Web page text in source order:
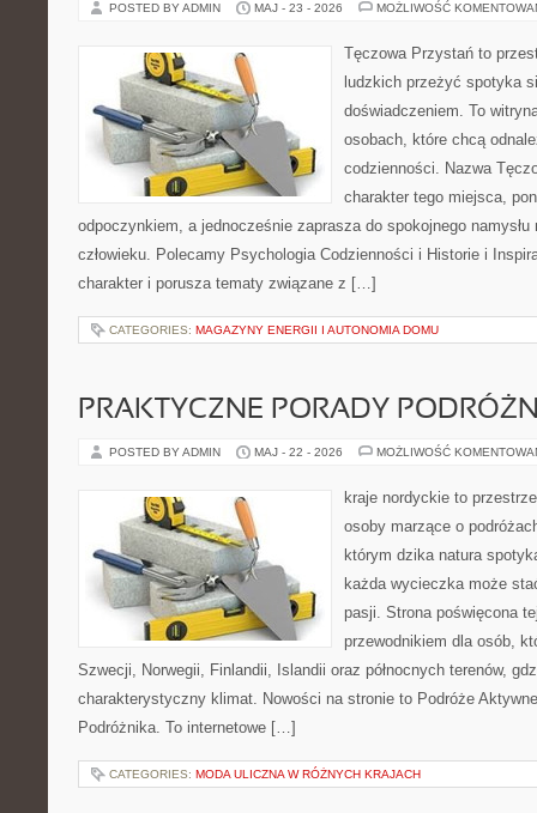
POSTED BY ADMIN MAJ - 23 - 2026 MOŻLIWOŚĆ
Tęczowa Przystań to
ludzkich przeżyć spotyka
doświadczeniem. To
osobach, które chcą
codzienności. Nazwa
charakter tego miejsca,
odpoczynkiem, a jednocześnie zaprasza do spokojnego
człowieku. Polecamy Psychologia Codzienności i Historie i
charakter i porusza tematy związane z […]
CATEGORIES: MAGAZYNY ENERGII I AUTONOMIA DOMU
PRAKTYCZNE PORADY
POSTED BY ADMIN MAJ - 22 - 2026 MOŻLIWOŚĆ
kraje nordyckie to
osoby marzące o
którym dzika natura
każda wycieczka może
pasji. Strona poświęcona
przewodnikiem dla osób,
Szwecji, Norwegii, Finlandii, Islandii oraz północnych terenów,
charakterystyczny klimat. Nowości na stronie to Podróże
Podróżnika. To internetowe […]
CATEGORIES: MODA ULICZNA W RÓŻNYCH KRAJACH